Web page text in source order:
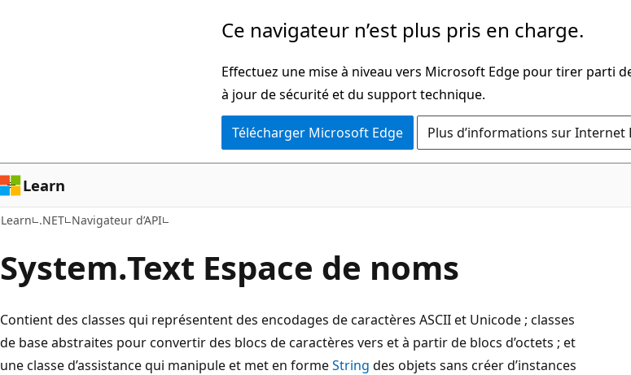
page
Ce navigateur n’est plus pris en charge.
Effectuez une mise à niveau vers Microsoft Edge pour tirer parti
à jour de sécurité et du support technique.
Télécharger Microsoft Edge Plus d’informations sur
Learn
Learn .NET Navigateur d’API
System.Text Espace de noms
Contient des classes qui représentent des encodages de caractères ASCII et Unicode ; classes
de base abstraites pour convertir des blocs de caractères vers et à partir de blocs d’octets ; et
une classe d’assistance qui manipule et met en formeString des objets sans créer d’instances